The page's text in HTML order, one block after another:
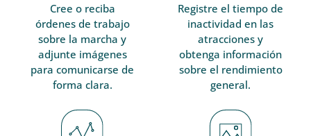
Cree o reciba
órdenes de trabajo
sobre la marcha y
adjunte imágenes
para comunicarse de
forma clara.
Registre el tiempo de
inactividad en las
atracciones y
obtenga información
sobre el rendimiento
general.